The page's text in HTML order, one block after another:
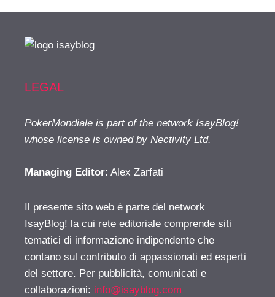
LEGAL
PokerMondiale is part of the network IsayBlog!
whose license is owned by Nectivity Ltd.
Managing Editor: Alex Zarfati
Il presente sito web è parte del network
IsayBlog! la cui rete editoriale comprende siti
tematici di informazione indipendente che
contano sul contributo di appassionati ed esperti
del settore. Per pubblicità, comunicati e
collaborazioni: info@isayblog.com